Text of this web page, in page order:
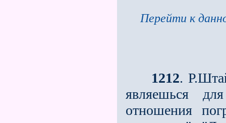
Перейти к
1212.
являешься
отношения